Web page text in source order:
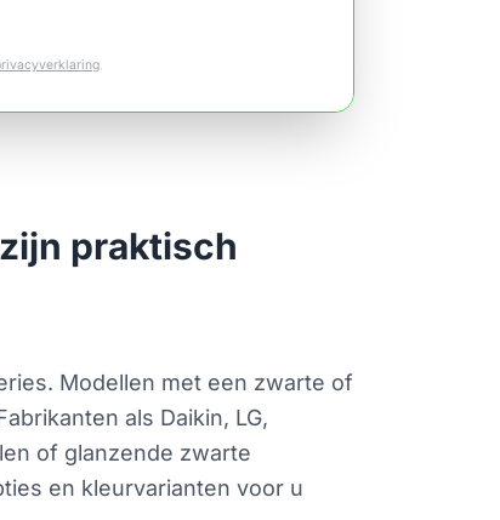
.
praktisch
Modellen met een zwarte of
als Daikin, LG,
of glanzende zwarte
en kleurvarianten voor u